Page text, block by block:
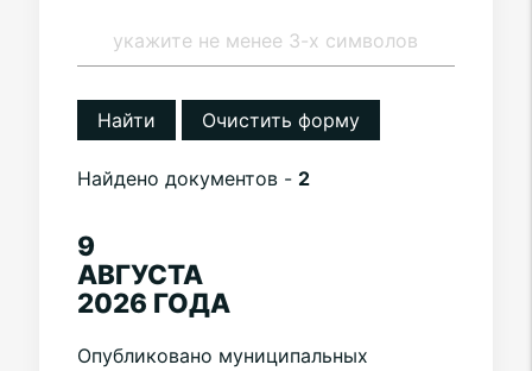
Найти Очистить форму
Найдено документов - 2
9
АВГУСТА
2026 ГОДА
Опубликовано муниципальных